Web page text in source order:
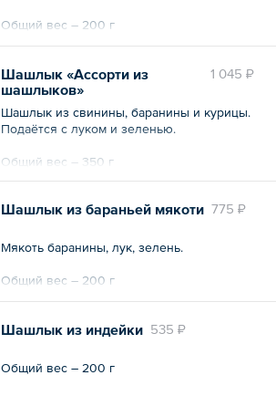
Общий вес – 200 г
1 045 ₽
Шашлык «Ассорти из
шашлыков»
Шашлык из свинины, баранины и курицы.
Подаётся с луком и зеленью.
Общий вес – 350 г
775 ₽
Шашлык из бараньей мякоти
Мякоть баранины, лук, зелень.
Общий вес – 200 г
535 ₽
Шашлык из индейки
Общий вес – 200 г